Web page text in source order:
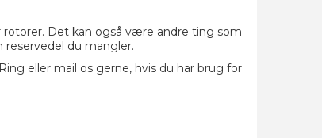
Det kan også være andre ting som
du mangler.
eller mail os gerne, hvis du har brug for